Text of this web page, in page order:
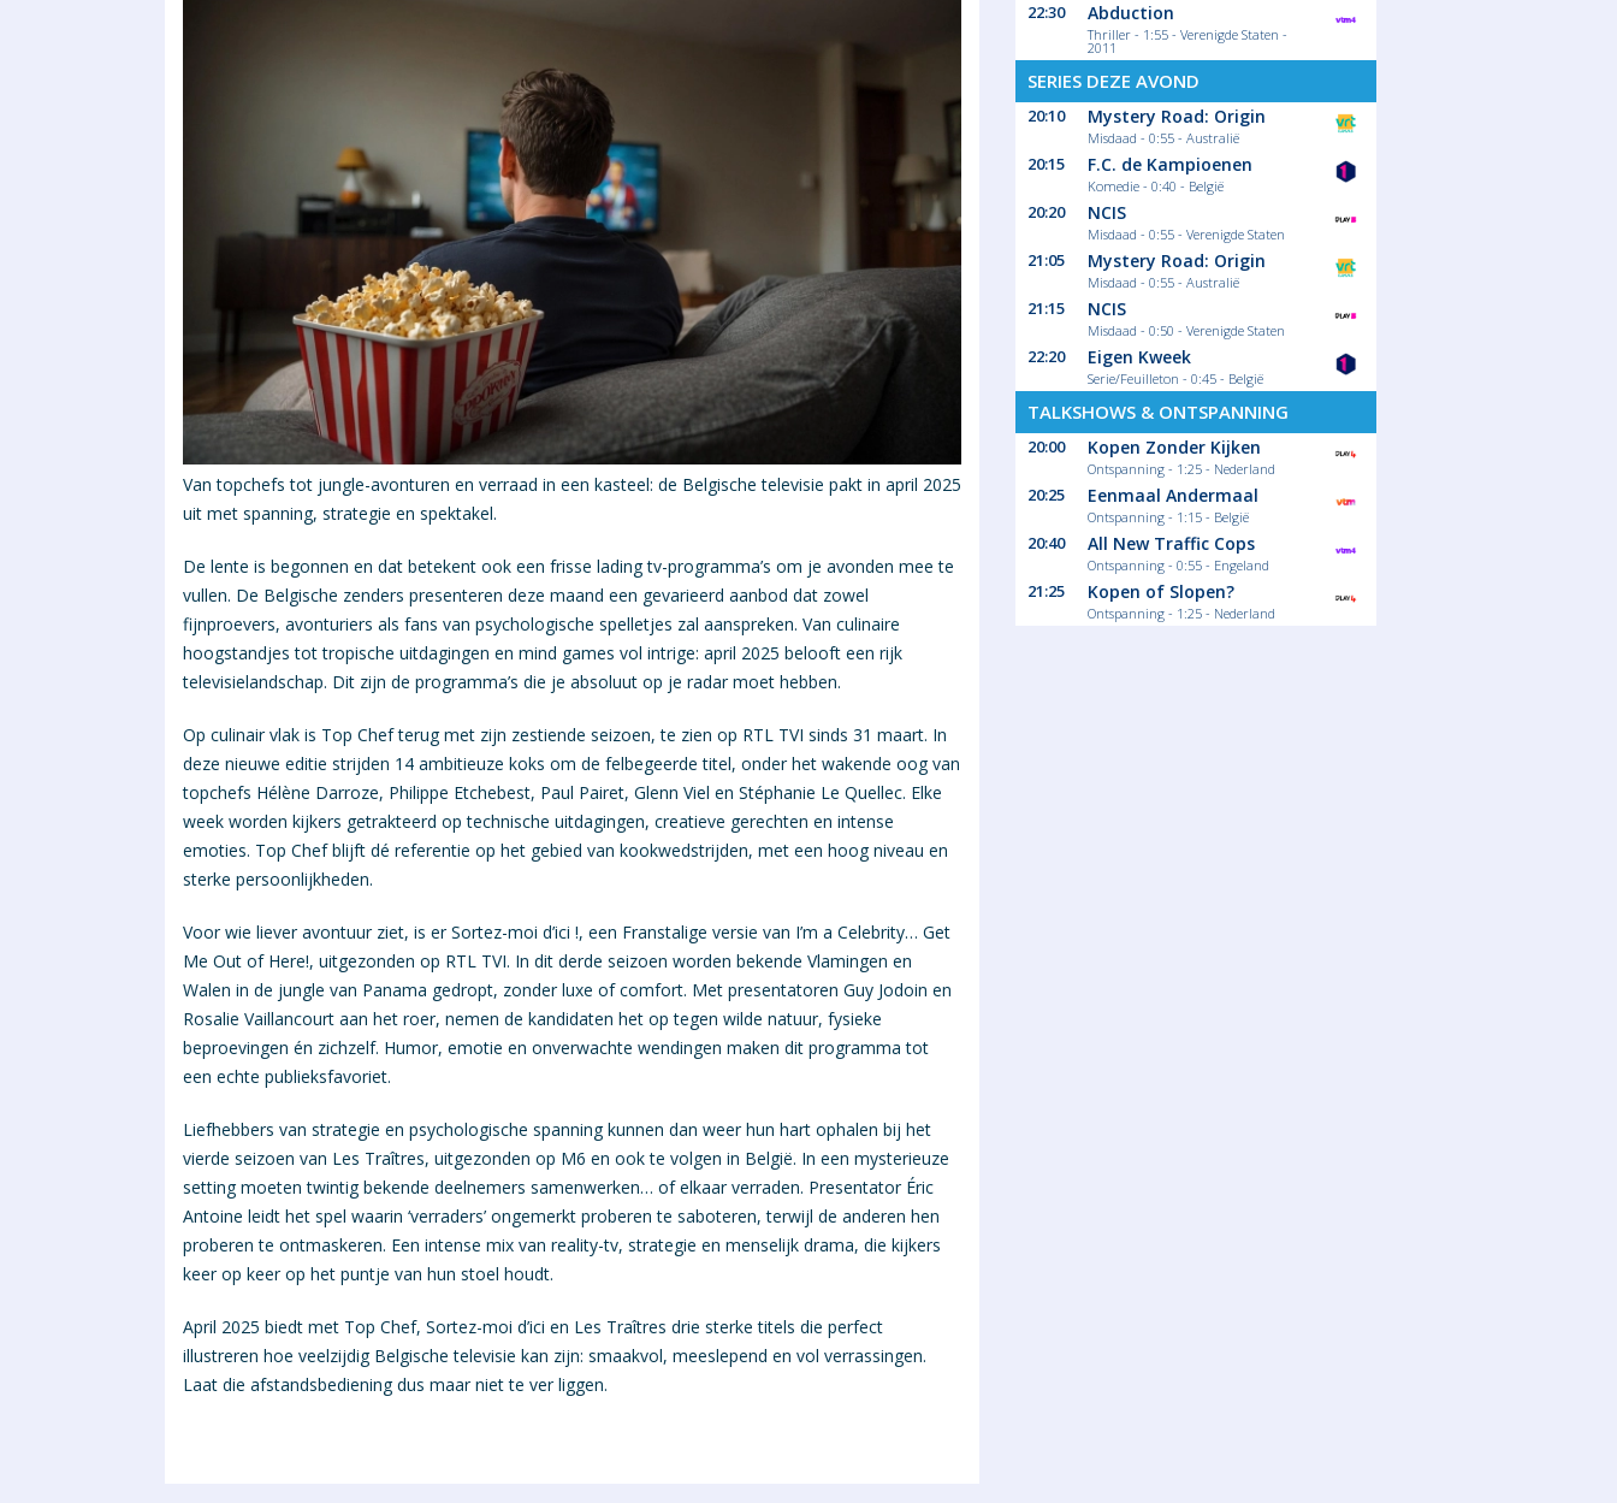
Van topchefs tot jungle-avonturen en verraad in een kasteel: de Belgische televisie pakt in april 2025
uit met spanning, strategie en spektakel.
De lente is begonnen en dat betekent ook een frisse lading tv-programma’s om je avonden mee te
vullen. De Belgische zenders presenteren deze maand een gevarieerd aanbod dat zowel
fijnproevers, avonturiers als fans van psychologische spelletjes zal aanspreken. Van culinaire
hoogstandjes tot tropische uitdagingen en mind games vol intrige: april 2025 belooft een rijk
televisielandschap. Dit zijn de programma’s die je absoluut op je radar moet hebben.
Op culinair vlak is Top Chef terug met zijn zestiende seizoen, te zien op RTL TVI sinds 31 maart. In
deze nieuwe editie strijden 14 ambitieuze koks om de felbegeerde titel, onder het wakende oog van
topchefs Hélène Darroze, Philippe Etchebest, Paul Pairet, Glenn Viel en Stéphanie Le Quellec. Elke
week worden kijkers getrakteerd op technische uitdagingen, creatieve gerechten en intense
emoties. Top Chef blijft dé referentie op het gebied van kookwedstrijden, met een hoog niveau en
sterke persoonlijkheden.
Voor wie liever avontuur ziet, is er Sortez-moi d’ici !, een Franstalige versie van I’m a Celebrity… Get
Me Out of Here!, uitgezonden op RTL TVI. In dit derde seizoen worden bekende Vlamingen en
Walen in de jungle van Panama gedropt, zonder luxe of comfort. Met presentatoren Guy Jodoin en
Rosalie Vaillancourt aan het roer, nemen de kandidaten het op tegen wilde natuur, fysieke
beproevingen én zichzelf. Humor, emotie en onverwachte wendingen maken dit programma tot
een echte publieksfavoriet.
Liefhebbers van strategie en psychologische spanning kunnen dan weer hun hart ophalen bij het
vierde seizoen van Les Traîtres, uitgezonden op M6 en ook te volgen in België. In een mysterieuze
setting moeten twintig bekende deelnemers samenwerken… of elkaar verraden. Presentator Éric
Antoine leidt het spel waarin ‘verraders’ ongemerkt proberen te saboteren, terwijl de anderen hen
proberen te ontmaskeren. Een intense mix van reality-tv, strategie en menselijk drama, die kijkers
keer op keer op het puntje van hun stoel houdt.
April 2025 biedt met Top Chef, Sortez-moi d’ici en Les Traîtres drie sterke titels die perfect
illustreren hoe veelzijdig Belgische televisie kan zijn: smaakvol, meeslepend en vol verrassingen.
Laat die afstandsbediening dus maar niet te ver liggen.
22:30 Abduction
Thriller - 1:55 - Verenigde Staten -
2011
SERIES DEZE AVOND
20:10 Mystery Road: Origin
Misdaad - 0:55 - Australië
20:15 F.C. de Kampioenen
Komedie - 0:40 - België
20:20 NCIS
Misdaad - 0:55 - Verenigde Staten
21:05 Mystery Road: Origin
Misdaad - 0:55 - Australië
21:15 NCIS
Misdaad - 0:50 - Verenigde Staten
22:20 Eigen Kweek
Serie/Feuilleton - 0:45 - België
TALKSHOWS & ONTSPANNING
20:00 Kopen Zonder Kijken
Ontspanning - 1:25 - Nederland
20:25 Eenmaal Andermaal
Ontspanning - 1:15 - België
20:40 All New Traffic Cops
Ontspanning - 0:55 - Engeland
21:25 Kopen of Slopen?
Ontspanning - 1:25 - Nederland